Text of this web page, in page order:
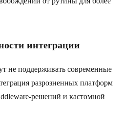
интеграции
не поддерживать современные
разрозненных платформ
решений и кастомной